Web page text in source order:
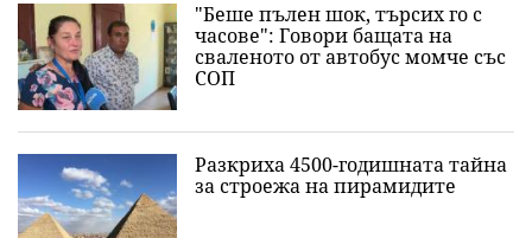
"Беше пълен шок, търсих го с
часове": Говори бащата на
сваленото от автобус момче със
СОП
Разкриха 4500-годишната тайна
за строежа на пирамидите